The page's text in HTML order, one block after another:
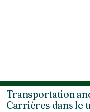
Transportation
Carrières dans le